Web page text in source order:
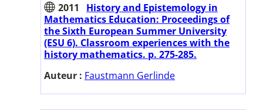
2011
History and Epistemology in
Mathematics Education: Proceedings of
the Sixth European Summer University
(ESU 6). Classroom experiences with the
history mathematics. p. 275-285.
Auteur : Faustmann Gerlinde